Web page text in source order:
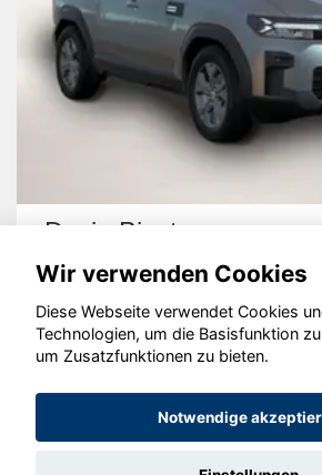
Dacia Bigster
© konjunkturmotor.de GmbH
Wir verwenden Cookies
Diese Webseite verwendet Cookies
Technologien, um die Basisfunktion
um Zusatzfunktionen zu bieten.
Notwendige